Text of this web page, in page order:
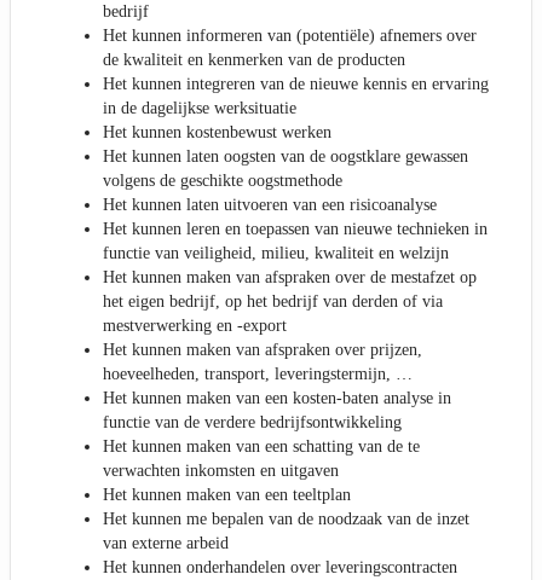
bedrijf
Het kunnen informeren van (potentiële) afnemers over
de kwaliteit en kenmerken van de producten
Het kunnen integreren van de nieuwe kennis en ervaring
in de dagelijkse werksituatie
Het kunnen kostenbewust werken
Het kunnen laten oogsten van de oogstklare gewassen
volgens de geschikte oogstmethode
Het kunnen laten uitvoeren van een risicoanalyse
Het kunnen leren en toepassen van nieuwe technieken in
functie van veiligheid, milieu, kwaliteit en welzijn
Het kunnen maken van afspraken over de mestafzet op
het eigen bedrijf, op het bedrijf van derden of via
mestverwerking en -export
Het kunnen maken van afspraken over prijzen,
hoeveelheden, transport, leveringstermijn, …
Het kunnen maken van een kosten-baten analyse in
functie van de verdere bedrijfsontwikkeling
Het kunnen maken van een schatting van de te
verwachten inkomsten en uitgaven
Het kunnen maken van een teeltplan
Het kunnen me bepalen van de noodzaak van de inzet
van externe arbeid
Het kunnen onderhandelen over leveringscontracten